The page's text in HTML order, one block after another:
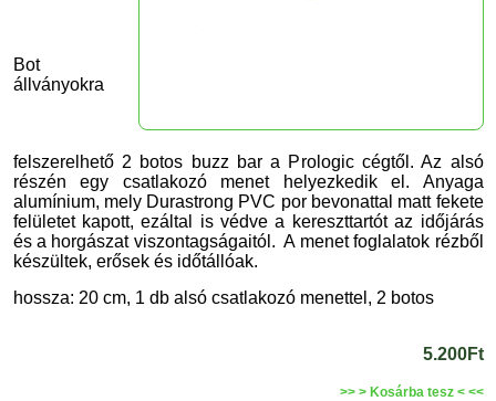
Bot
állványokra
felszerelhető 2 botos buzz bar a Prologic cégtől. Az alsó
részén egy csatlakozó menet helyezkedik el. Anyaga
alumínium, mely Durastrong PVC por bevonattal matt fekete
felületet kapott, ezáltal is védve a kereszttartót az időjárás
és a horgászat viszontagságaitól.A menet foglalatok rézből
készültek, erősek és időtállóak.
hossza: 20 cm, 1db alsó csatlakozó menettel, 2 botos
5.200Ft
>> > Kosárba tesz < <<